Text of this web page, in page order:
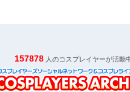
157878 人のコスプレイヤーが活動